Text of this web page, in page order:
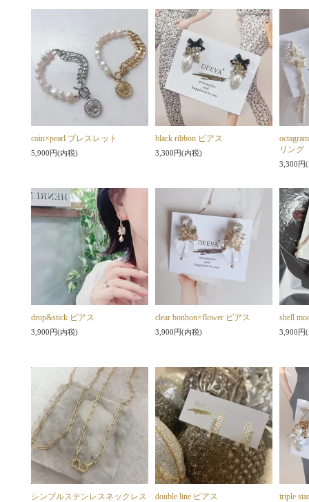
coin×pearl ブレスレット
5,900円(内税)
black ribbon ピアス
3,300円(内税)
リング
3,300円
drop&stick ピアス
3,900円(内税)
clear bonbon×flower ピアス
3,900円(内税)
shell
3,900円
シンプルステンレスネックレス double line ピアス triple